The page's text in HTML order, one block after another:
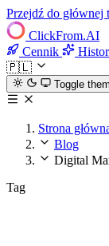
Przejdź do głównej
ClickFrom.AI
Cennik
🇵🇱
Toggle
Strona
Blog
Digital
Tag